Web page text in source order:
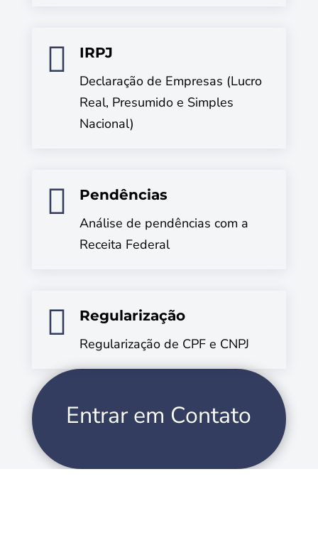

IRPJ
Declaração de Empresas (Lucro
Real, Presumido e Simples
Nacional)

Pendências
Análise de pendências com a
Receita Federal

Regularização
Regularização de CPF e CNPJ
Entrar em Contato